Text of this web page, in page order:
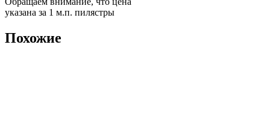
указана за 1 м.п. пилястры
Похожие